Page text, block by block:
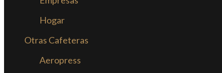
Hogar
Otras Cafeteras
Aeropress